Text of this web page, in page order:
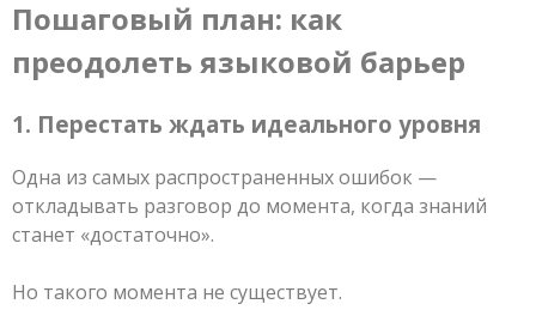
Пошаговый план: как
преодолеть языковой барьер
1. Перестать ждать идеального уровня
Одна из самых распространенных ошибок —
откладывать разговор до момента, когда знаний
станет «достаточно».
Но такого момента не существует.